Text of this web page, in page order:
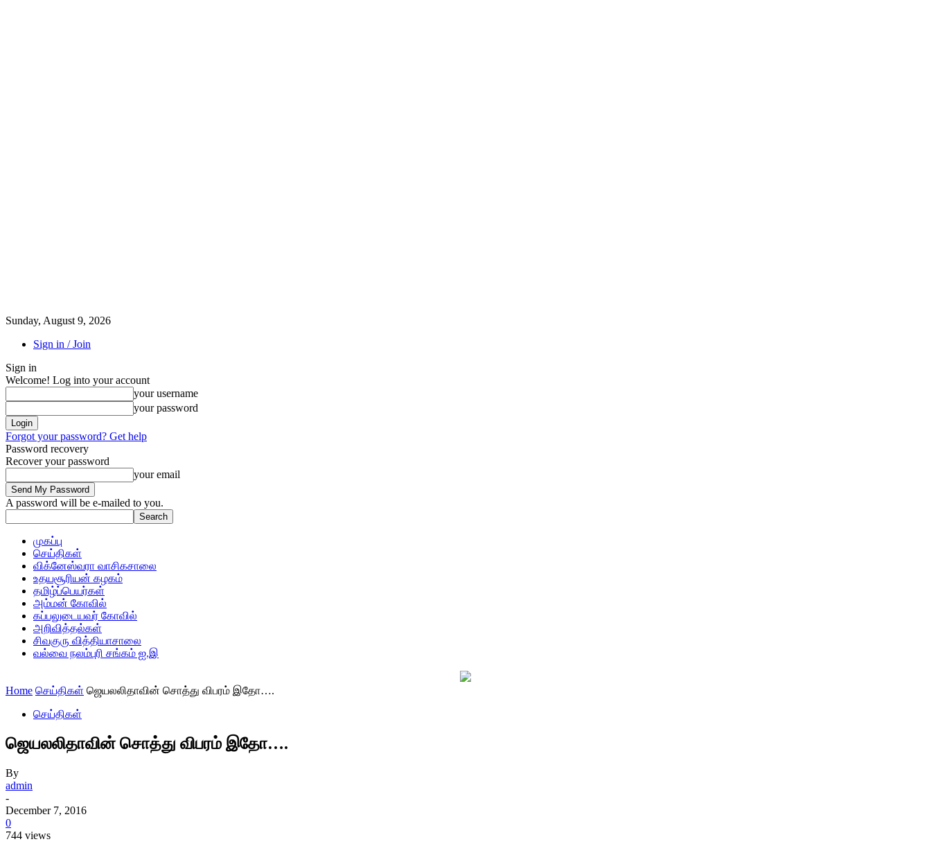
Sunday, August 9, 2026
Sign in / Join
Sign in
Welcome! Log into your account
your username
your password
Forgot your password? Get help
Password recovery
Recover your password
your email
A password will be e-mailed to you.
முகப்பு
செய்திகள்
விக்னேஸ்வரா வாசிகசாலை
உதயசூரியன் கழகம்
தமிழ்ப்பெயர்கள்
அம்மன் கோவில்
கப்பலுடையவர் கோவில்
அறிவித்தல்கள்
சிவகுரு வித்தியாசாலை
வல்வை நலம்புரி சங்கம் ஐ.இ
Home செய்திகள் ஜெயலலிதாவின் சொத்து விபரம் இதோ….
செய்திகள்
ஜெயலலிதாவின் சொத்து விபரம் இதோ….
By
admin
-
December 7, 2016
0
744 views